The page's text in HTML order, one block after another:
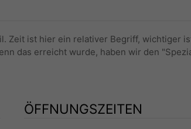
ist hier ein relativer Begriff, wichtiger
das erreicht wurde, haben wir den
ÖFFNUNGSZEITEN